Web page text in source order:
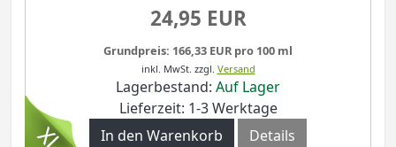
24,95 EUR
Grundpreis: 166,33 EUR pro 100 ml
inkl. MwSt. zzgl. Versand
Lagerbestand: Auf Lager
Lieferzeit: 1-3 Werktage
In den Warenkorb
Details